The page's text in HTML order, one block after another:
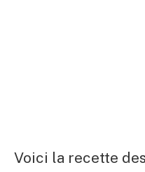
Voici la recette